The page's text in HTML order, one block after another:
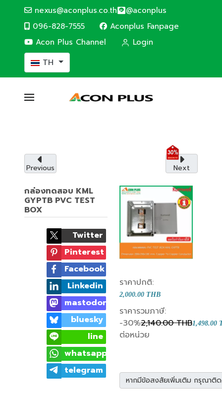
nexus@aconplus.co.th @aconplus
096-828-7555
Aconplus Fanpage
Acon Plus Channel
Login
เลือกภาษาของคุณ
TH
และรักษ์โลกไปพร้อมกับเรา
Previous Next
กล่องทดสอบ KML
GYPTB PVC TEST
BOX
Twitter
Pinterest
Facebook
Linkedin
mastodon
bluesky
line
whatsapp
telegram
ราคาปกติ:
2,000.00 THB
ราคารวมภาษี:
-30%2,140.00 THB1,498.00
ต่อหน่วย
หากมีข้อสงสัยเพิ่มเติม กรุณาติด